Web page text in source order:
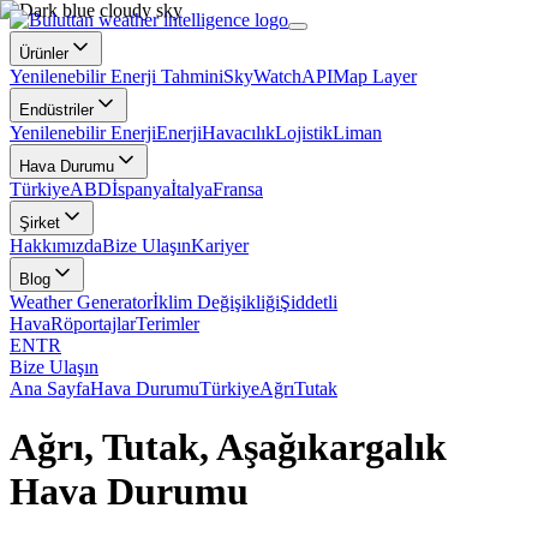
Ürünler
Yenilenebilir Enerji TahminiSkyWatchAPIMap Layer
Endüstriler
Yenilenebilir EnerjiEnerjiHavacılıkLojistikLiman
Hava Durumu
TürkiyeABDİspanyaİtalyaFransa
Şirket
HakkımızdaBize UlaşınKariyer
Blog
Weather Generatorİklim DeğişikliğiŞiddetli
HavaRöportajlarTerimler
ENTR
Bize Ulaşın
Ana SayfaHava DurumuTürkiyeAğrıTutak
Ağrı, Tutak, Aşağıkargalık
Hava Durumu